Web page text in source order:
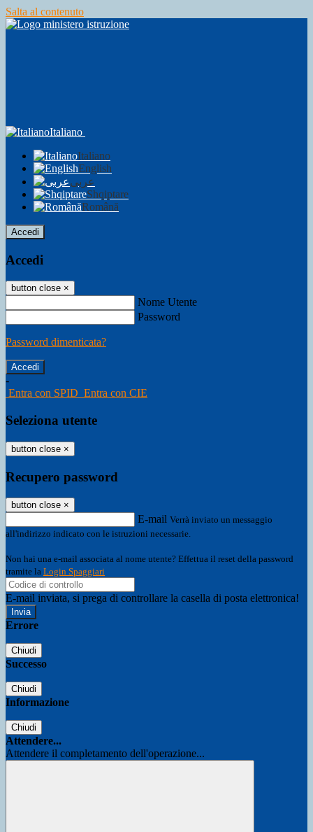
Salta al contenuto
Italiano
Italiano
English
عربى
Shqiptare
Română
Accedi
Accedi
button close ×
Nome Utente
Password
Password dimenticata?
-
Entra con SPID Entra con CIE
Seleziona utente
button close ×
Recupero password
button close ×
E-mail Verrà inviato un messaggio
all'indirizzo indicato con le istruzioni necessarie.
Non hai una e-mail associata al nome utente? Effettua il reset della password
tramite la Login Spaggiari
E-mail inviata, si prega di controllare la casella di posta elettronica!
Errore
Chiudi
Successo
Chiudi
Informazione
Chiudi
Attendere...
Attendere il completamento dell'operazione...